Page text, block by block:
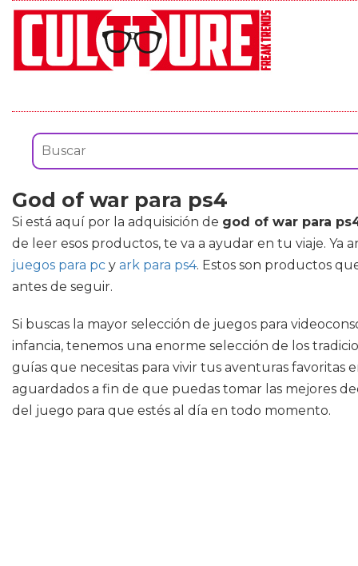
God of war para ps4
Si está aquí por la adquisición de god of war para
de leer esos productos, te va a ayudar en tu viaje.
juegos para pc y ark para ps4. Estos son productos
antes de seguir.
Si buscas la mayor selección de juegos para
infancia, tenemos una enorme selección de los
guías que necesitas para vivir tus aventuras favoritas
aguardados a fin de que puedas tomar las mejores
del juego para que estés al día en todo momento.